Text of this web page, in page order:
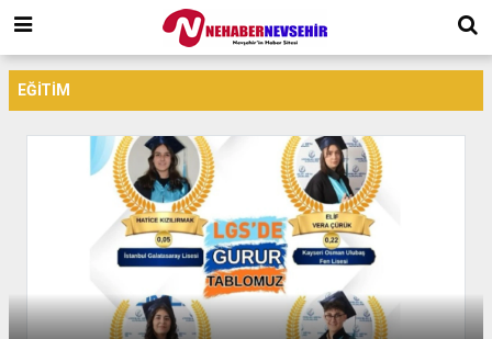
EĞITIM